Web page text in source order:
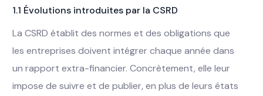
1.1 Évolutions introduites par la CSRD
La CSRD établit des normes et des obligations que
les entreprises doivent intégrer chaque année dans
un rapport extra-financier. Concrètement, elle leur
impose de suivre et de publier, en plus de leurs états